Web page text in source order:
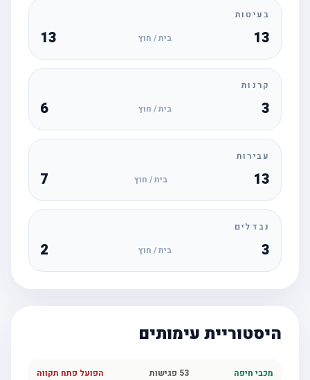
בעיטות
13 בית / חוץ 13
קרנות
בית / חוץ
עבירות
13 בית / חוץ
נבדלים
בית / חוץ
היסטוריית עימותים
מכבי חיפה 53פגישות הפועל פתח תקווה